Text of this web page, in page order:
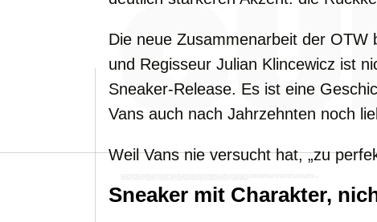
Die neue Zusammenarbeit der OTW
und Regisseur Julian Klincewicz ist
Sneaker-Release. Es ist eine
Vans auch nach Jahrzehnten noch
Weil Vans nie versucht hat, „zu
Sneaker mit Charakter,